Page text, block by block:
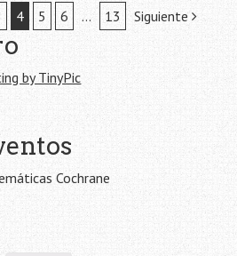
4 5 6 … 13 Siguiente
Cochrane